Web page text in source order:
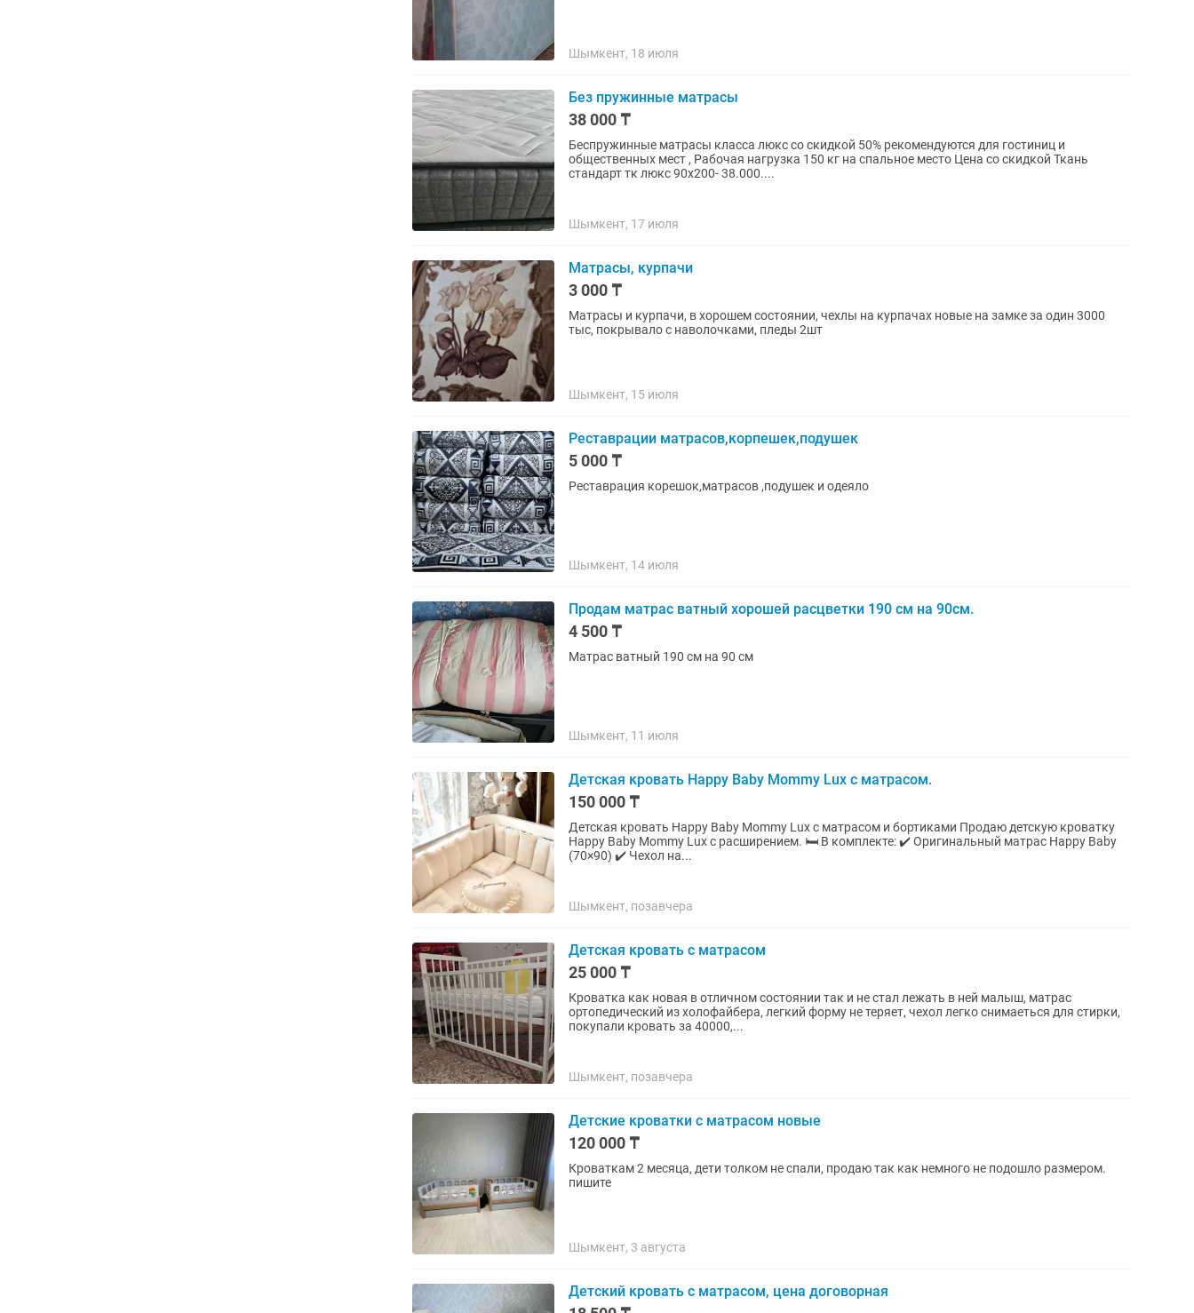
Шымкент, 18 июля
Без пружинные матрасы
38 000 ₸
Беспружинные матрасы класса люкс со скидкой 50% рекомендуются для гостиниц и
общественных мест , Рабочая нагрузка 150 кг на спальное место Цена со скидкой Ткань
стандарт тк люкс 90х200- 38.000....
Шымкент, 17 июля
Матрасы, курпачи
3 000 ₸
Матрасы и курпачи, в хорошем состоянии, чехлы на курпачах новые на замке за один 3000
тыс, покрывало с наволочками, пледы 2шт
Шымкент, 15 июля
Реставрации матрасов,корпешек,подушек
5 000 ₸
Реставрация корешок,матрасов ,подушек и одеяло
Шымкент, 14 июля
Продам матрас ватный хорошей расцветки 190 см на 90см.
4 500 ₸
Матрас ватный 190 см на 90 см
Шымкент, 11 июля
Детская кровать Happy Baby Mommy Lux с матрасом.
150 000 ₸
Детская кровать Happy Baby Mommy Lux с матрасом и бортиками Продаю детскую кроватку
Happy Baby Mommy Lux с расширением. 🛏️ В комплекте: ✔️ Оригинальный матрас Happy Baby
(70×90) ✔️ Чехол на...
Шымкент, позавчера
Детская кровать с матрасом
25 000 ₸
Кроватка как новая в отличном состоянии так и не стал лежать в ней малыш, матрас
ортопедический из холофайбера, легкий форму не теряет, чехол легко снимаеться для стирки,
покупали кровать за 40000,...
Шымкент, позавчера
Детские кроватки с матрасом новые
120 000 ₸
Кроваткам 2 месяца, дети толком не спали, продаю так как немного не подошло размером.
пишите
Шымкент, 3 августа
Детский кровать с матрасом, цена договорная